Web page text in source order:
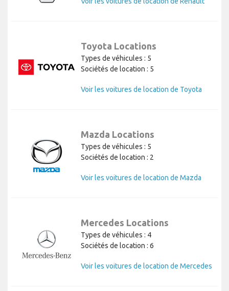
Toyota Locations
Types de véhicules : 5
Sociétés de location : 5
Voir les voitures de location de Toyota
Mazda Locations
Types de véhicules : 5
Sociétés de location : 2
Voir les voitures de location de Mazda
Mercedes Locations
Types de véhicules : 4
Sociétés de location : 6
Voir les voitures de location de Mercedes